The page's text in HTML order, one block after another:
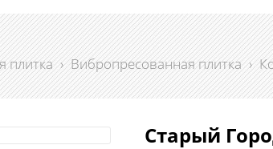
плитка › Вибропресованная плитка ›
Старый